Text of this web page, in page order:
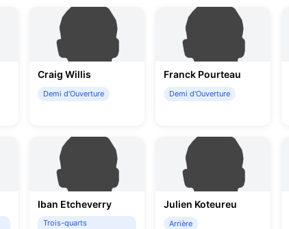
Craig Willis
Demi d'Ouverture
Franck Pourteau
Demi d'Ouverture
Iban Etcheverry
Trois-quarts
Julien Koteureu
Arrière